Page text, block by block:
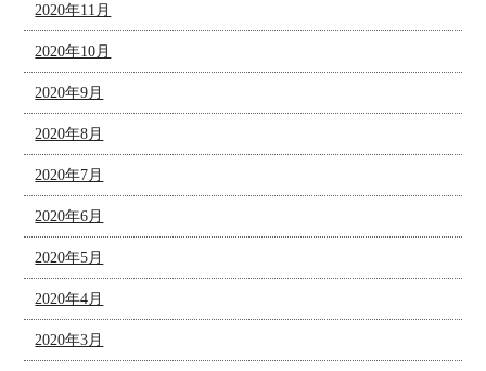
2020年11月
2020年10月
2020年9月
2020年8月
2020年7月
2020年6月
2020年5月
2020年4月
2020年3月